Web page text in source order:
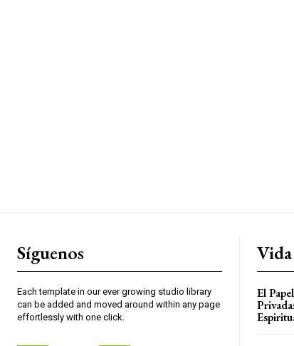
Síguenos
Each template in our ever growing studio library
can be added and moved around within any page
effortlessly with one click.
El